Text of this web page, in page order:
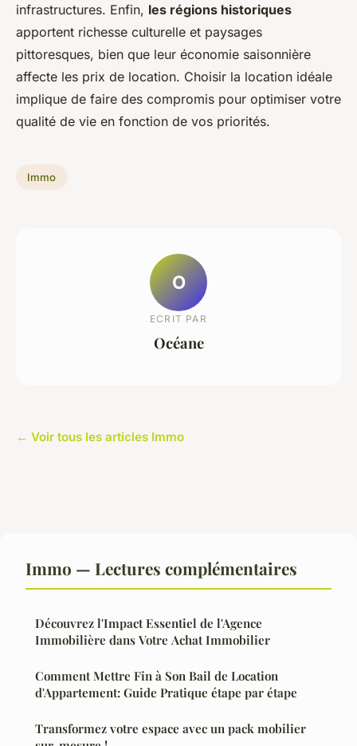
infrastructures. Enfin, les régions historiques
apportent richesse culturelle et paysages
pittoresques, bien que leur économie saisonnière
affecte les prix de location. Choisir la location idéale
implique de faire des compromis pour optimiser votre
qualité de vie en fonction de vos priorités.
Immo
O
ECRIT PAR
Océane
← Voir tous les articles Immo
Immo — Lectures complémentaires
Découvrez l'Impact Essentiel de l'Agence
Immobilière dans Votre Achat Immobilier
Comment Mettre Fin à Son Bail de Location
d'Appartement: Guide Pratique étape par étape
Transformez votre espace avec un pack mobilier